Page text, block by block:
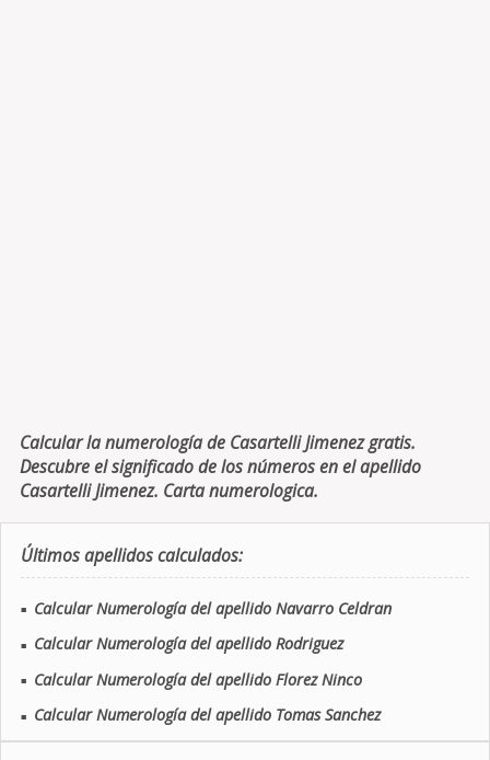
Calcular la numerología de Casartelli Jimenez gratis.
Descubre el significado de los números en el apellido
Casartelli Jimenez. Carta numerologica.
Últimos apellidos calculados:
■ Calcular Numerología del apellido Navarro Celdran
■ Calcular Numerología del apellido Rodriguez
■ Calcular Numerología del apellido Florez Ninco
■ Calcular Numerología del apellido Tomas Sanchez